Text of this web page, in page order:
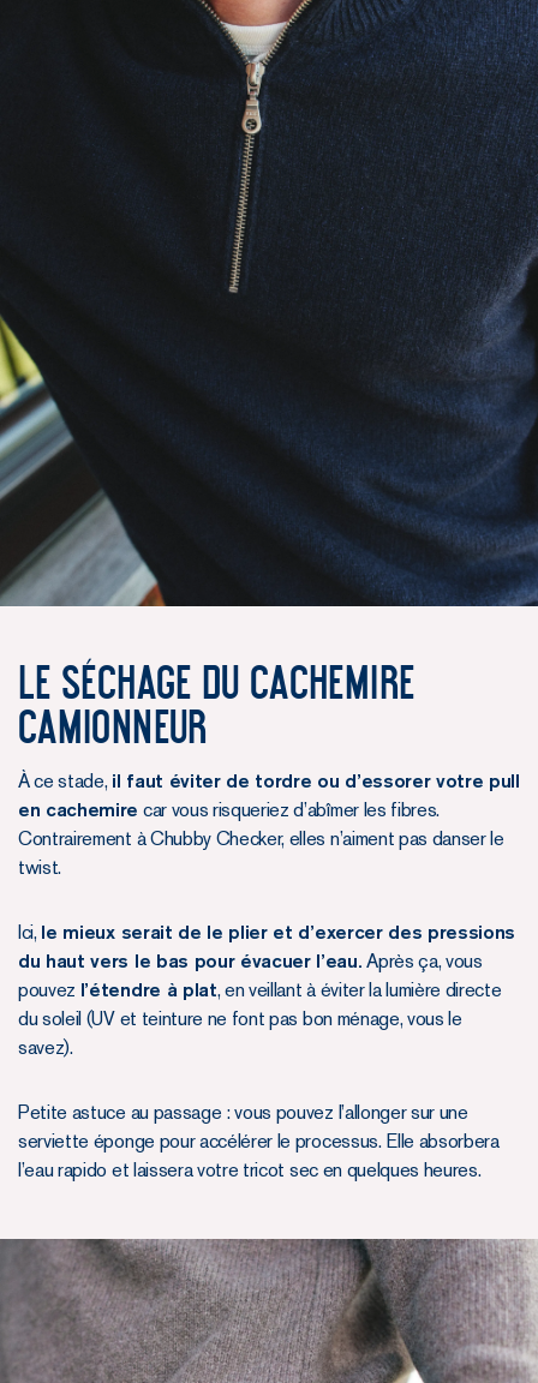
Le séchage du Cachemire
Camionneur
À ce stade, il faut éviter de tordre ou d’essorer votre pull
en cachemire car vous risqueriez d’abîmer les fibres.
Contrairement à Chubby Checker, elles n’aiment pas danser le
twist.
Ici, le mieux serait de le plier et d’exercer des pressions
du haut vers le bas pour évacuer l’eau. Après ça, vous
pouvez l’étendre à plat, en veillant à éviter la lumière directe
du soleil (UV et teinture ne font pas bon ménage, vous le
savez).
Petite astuce au passage : vous pouvez l’allonger sur une
serviette éponge pour accélérer le processus. Elle absorbera
l’eau rapido et laissera votre tricot sec en quelques heures.